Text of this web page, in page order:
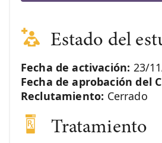
Estado del
Fecha de activación: 23/
Fecha de aprobación del
Reclutamiento: Cerrado
Tratamiento